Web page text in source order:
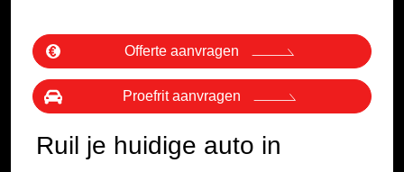
Offerte aanvragen
Proefrit aanvragen